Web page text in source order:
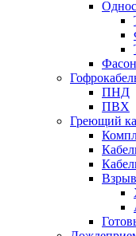
ПНД
ПВХ
Греющий